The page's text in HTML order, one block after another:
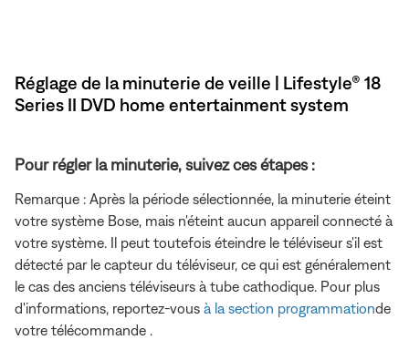
Réglage de la minuterie de veille | Lifestyle® 18
Series II DVD home entertainment system
Pour régler la minuterie, suivez ces étapes :
Remarque : Après la période sélectionnée, la minuterie éteint
votre système Bose, mais n'éteint aucun appareil connecté à
votre système. Il peut toutefois éteindre le téléviseur s'il est
détecté par le capteur du téléviseur, ce qui est généralement
le cas des anciens téléviseurs à tube cathodique. Pour plus
d'informations, reportez-vous à la section programmationde
votre télécommande .